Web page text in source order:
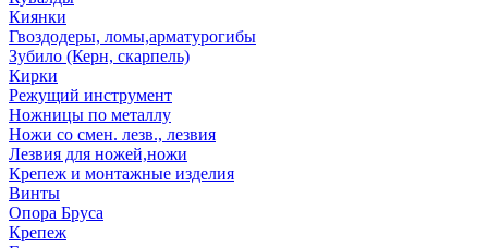
Киянки
Гвоздодеры, ломы,арматурогибы
Зубило (Керн, скарпель)
Кирки
Режущий инструмент
Ножницы по металлу
Ножи со смен. лезв., лезвия
Лезвия для ножей,ножи
Крепеж и монтажные изделия
Винты
Опора Бруса
Крепеж